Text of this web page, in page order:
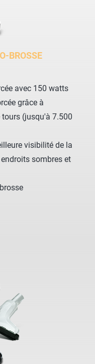
BROSSE
avec 150 watts
grâce à
(jusqu'à 7.500
visibilité de la
sombres et